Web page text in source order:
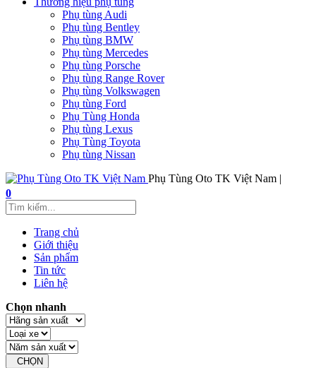
Phụ tùng Audi
Phụ tùng Bentley
Phụ tùng BMW
Phụ tùng Mercedes
Phụ tùng Porsche
Phụ tùng Range Rover
Phụ tùng Volkswagen
Phụ tùng Ford
Phụ Tùng Honda
Phụ tùng Lexus
Phụ Tùng Toyota
Phụ tùng Nissan
Phụ Tùng Oto TK Việt Nam |
0
Trang chủ
Giới thiệu
Sản phẩm
Tin tức
Liên hệ
Chọn nhanh
CHỌN